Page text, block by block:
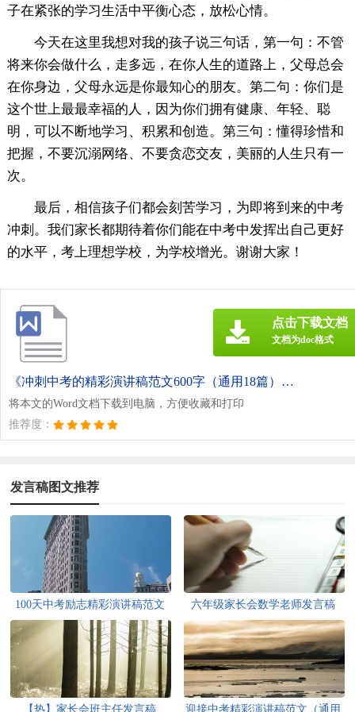
子在紧张的学习生活中平衡心态，放松心情。
今天在这里我想对我的孩子说三句话，第一句：不管
将来你会做什么，走多远，在你人生的道路上，父母总会
在你身边，父母永远是你最知心的朋友。第二句：你们是
这个世上最最幸福的人，因为你们拥有健康、年轻、聪
明，可以不断地学习、积累和创造。第三句：懂得珍惜和
把握，不要沉溺网络、不要贪恋交友，美丽的人生只有一
次。
最后，相信孩子们都会刻苦学习，为即将到来的中考
冲刺。我们家长都期待着你们能在中考中发挥出自己更好
的水平，考上理想学校，为学校增光。谢谢大家！
《冲刺中考的精彩演讲稿范文600字（通用18篇）.doc》
将本文的Word文档下载到电脑，方便收藏和打印
推荐度：
点击下载文档
文档为doc格式
发言稿图文推荐
100天中考励志精彩演讲稿范文
（通用20篇）
六年级家长会数学老师发言稿
【热】家长会班主任发言稿 迎接中考精彩演讲稿范文（通用